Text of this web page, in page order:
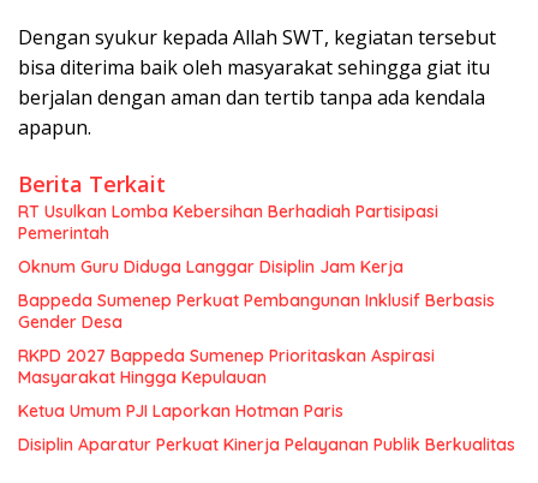
Dengan syukur kepada Allah SWT, kegiatan tersebut
bisa diterima baik oleh masyarakat sehingga giat itu
berjalan dengan aman dan tertib tanpa ada kendala
apapun.
Berita Terkait
RT Usulkan Lomba Kebersihan Berhadiah Partisipasi
Pemerintah
Oknum Guru Diduga Langgar Disiplin Jam Kerja
Bappeda Sumenep Perkuat Pembangunan Inklusif Berbasis
Gender Desa
RKPD 2027 Bappeda Sumenep Prioritaskan Aspirasi
Masyarakat Hingga Kepulauan
Ketua Umum PJI Laporkan Hotman Paris
Disiplin Aparatur Perkuat Kinerja Pelayanan Publik Berkualitas